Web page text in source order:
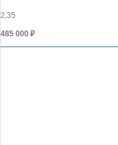
2,35
485 000 ₽